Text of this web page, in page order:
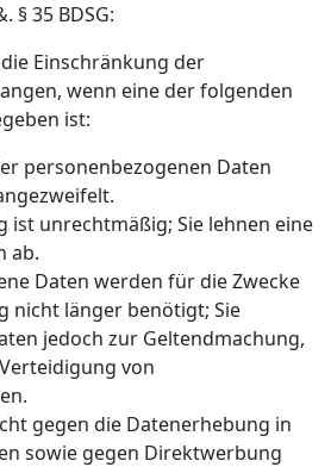
§ 35 BDSG:
Einschränkung der
wenn eine der folgenden
ist:
personenbezogenen Daten
ist unrechtmäßig; Sie lehnen eine
ab.
Daten werden für die Zwecke
nicht länger benötigt; Sie
jedoch zur Geltendmachung,
von
gegen die Datenerhebung in
sowie gegen Direktwerbung